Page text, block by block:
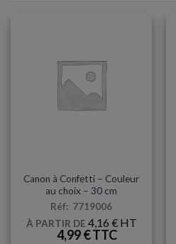
Canon à Confetti – Couleur
au choix – 30 cm
Réf: 7719006
À PARTIR DE 4,16 €
4,99€